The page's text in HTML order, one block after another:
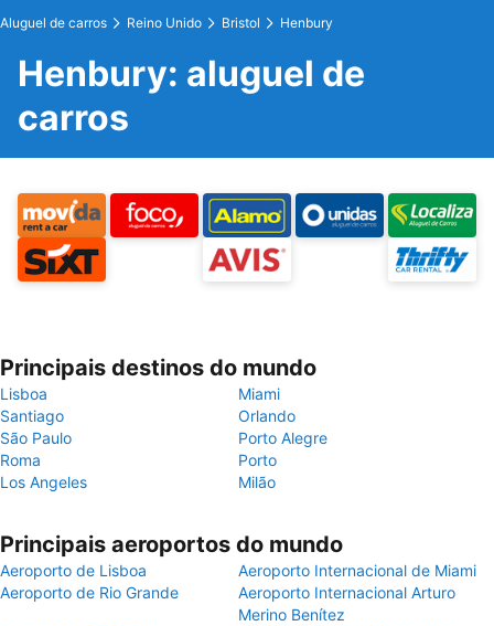
Aluguel de carros Reino Unido Bristol Henbury
Henbury: aluguel de
carros
Principais destinos do mundo
Lisboa
Miami
Santiago
Orlando
São Paulo
Porto Alegre
Roma
Porto
Los Angeles
Milão
Principais aeroportos do mundo
Aeroporto de Lisboa
Aeroporto Internacional de Miami
Aeroporto de Rio Grande
Aeroporto Internacional Arturo
Merino Benítez